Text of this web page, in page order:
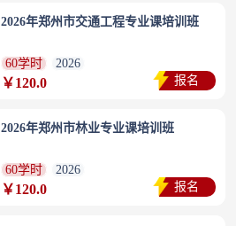
2026年郑州市交通工程专业课培训班
60学时 2026
￥120.0 报名
2026年郑州市林业专业课培训班
60学时 2026
￥120.0 报名